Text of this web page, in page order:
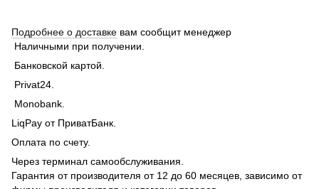
Подробнее о доставке вам сообщит менеджер
Наличными при получении.
Банковской картой.
Privat24.
Monobank.
LiqPay от ПриватБанк.
Оплата по счету.
Через терминал самообслуживания.
Гарантия от производителя от 12 до 60 месяцев, зависимо от